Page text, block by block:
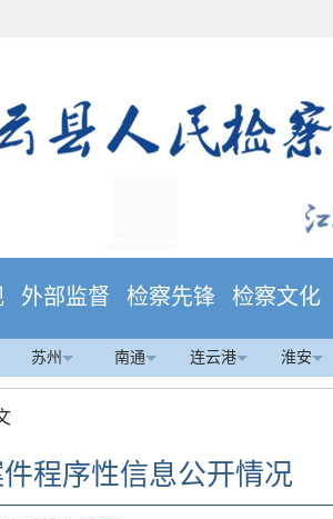
外部监督 检察先锋 检察文化
苏州 南通 连云港 淮安
程序性信息公开情况